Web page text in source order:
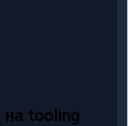
на tooling